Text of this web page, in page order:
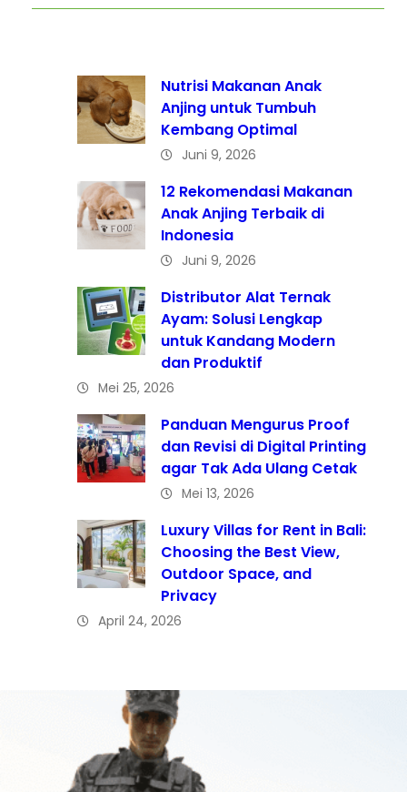
Nutrisi Makanan Anak
Anjing untuk Tumbuh
Kembang Optimal
Juni 9, 2026
12 Rekomendasi Makanan
Anak Anjing Terbaik di
Indonesia
Juni 9, 2026
Distributor Alat Ternak
Ayam: Solusi Lengkap
untuk Kandang Modern
dan Produktif
Mei 25, 2026
Panduan Mengurus Proof
dan Revisi di Digital Printing
agar Tak Ada Ulang Cetak
Mei 13, 2026
Luxury Villas for Rent in Bali:
Choosing the Best View,
Outdoor Space, and
Privacy
April 24, 2026